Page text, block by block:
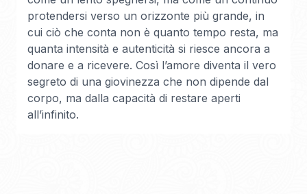
protendersi verso un orizzonte più grande, in
cui ciò che conta non è quanto tempo resta, ma
quanta intensità e autenticità si riesce ancora a
donare e a ricevere. Così l’amore diventa il vero
segreto di una giovinezza che non dipende dal
corpo, ma dalla capacità di restare aperti
all’infinito.